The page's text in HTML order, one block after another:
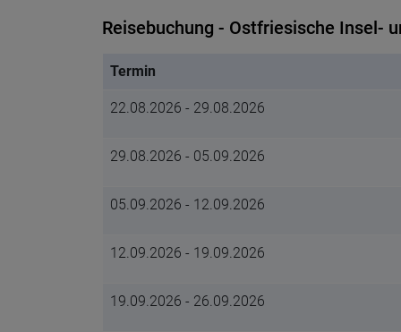
Reisebuchung - Ostfriesische Insel-
Termin
22.08.2026 - 29.08.2026
29.08.2026 - 05.09.2026
05.09.2026 - 12.09.2026
12.09.2026 - 19.09.2026
19.09.2026 - 26.09.2026